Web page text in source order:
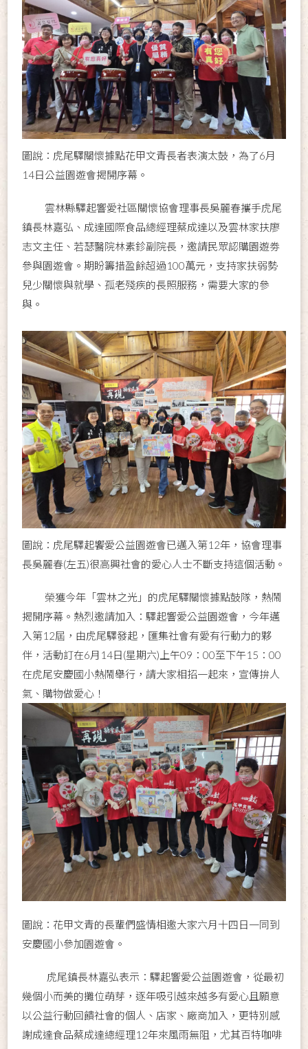
圖說：虎尾驛關懷據點花甲文青長者表演太鼓，為了6月
14日公益園遊會揭開序幕。
雲林縣驛起響愛社區關懷協會理事長吳麗春攜手虎尾
鎮長林嘉弘、成達國際食品總經理蔡成達以及雲林家扶廖
志文主任、若瑟醫院林素鉁副院長，邀請民眾認購園遊劵
參與園遊會。期盼籌措盈餘超過100萬元，支持家扶弱勢
兒少關懷與就學、孤老殘疾的長照服務，需要大家的參
與。
圖說：虎尾驛起饗愛公益園遊會已邁入第12年，協會理事
長吳麗春(左五)很高興社會的愛心人士不斷支持這個活動。
榮獲今年「雲林之光」的虎尾驛關懷據點鼓隊，熱鬧
揭開序幕。熱烈邀請加入：驛起響愛公益園遊會，今年邁
入第12屆，由虎尾驛發起，匯集社會有愛有行動力的夥
伴，活動訂在6月14日(星期六)上午09：00至下午15：00
在虎尾安慶國小熱鬧舉行，請大家相招一起來，宣傳拚人
氣、購物做愛心！
圖說：花甲文青的長輩們盛情相邀大家六月十四日一同到
安慶國小參加園遊會。
虎尾鎮長林嘉弘表示：驛起響愛公益園遊會，從最初
幾個小而美的攤位萌芽，逐年吸引越來越多有愛心且願意
以公益行動回饋社會的個人、店家、廠商加入，更特別感
謝成達食品蔡成達總經理12年來風雨無阻，尤其百特咖啡